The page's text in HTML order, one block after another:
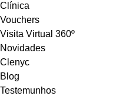
Clínica
Vouchers
Visita Virtual 360º
Novidades
Clenyc
Blog
Testemunhos